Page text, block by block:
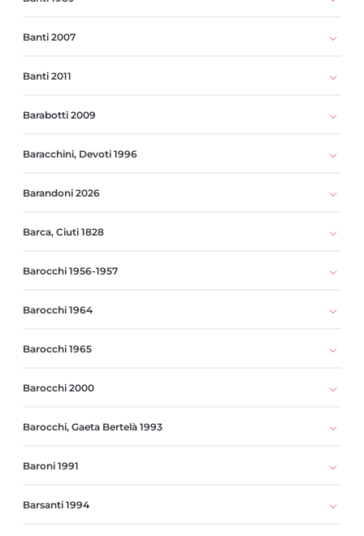
Banti 2007
Banti 2011
Barabotti 2009
Baracchini, Devoti 1996
Barandoni 2026
Barca, Ciuti 1828
Barocchi 1956-1957
Barocchi 1964
Barocchi 1965
Barocchi 2000
Barocchi, Gaeta Bertelà 1993
Baroni 1991
Barsanti 1994